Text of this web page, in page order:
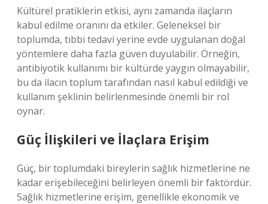
Kültürel pratiklerin etkisi, aynı zamanda ilaçların
kabul edilme oranını da etkiler. Geleneksel bir
toplumda, tıbbi tedavi yerine evde uygulanan doğal
yöntemlere daha fazla güven duyulabilir. Örneğin,
antibiyotik kullanımı bir kültürde yaygın olmayabilir,
bu da ilacın toplum tarafından nasıl kabul edildiği ve
kullanım şeklinin belirlenmesinde önemli bir rol
oynar.
Güç İlişkileri ve İlaçlara Erişim
Güç, bir toplumdaki bireylerin sağlık hizmetlerine ne
kadar erişebileceğini belirleyen önemli bir faktördür.
Sağlık hizmetlerine erişim, genellikle ekonomik ve